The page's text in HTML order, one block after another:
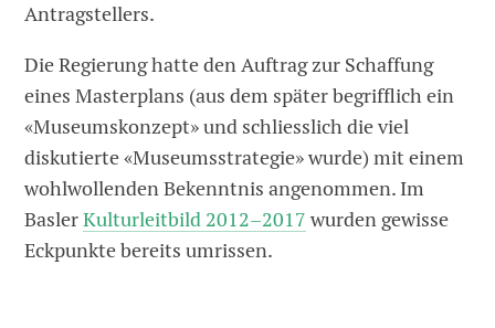
Antragstellers.
Die Regierung hatte den Auftrag zur Schaffung
eines Masterplans (aus dem später begrifflich ein
«Museumskonzept» und schliesslich die viel
diskutierte «Museumsstrategie» wurde) mit einem
wohlwollenden Bekenntnis angenommen. Im
BaslerKulturleitbild 2012–2017 wurden gewisse
Eckpunkte bereits umrissen.